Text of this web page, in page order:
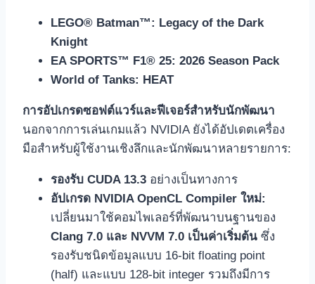
LEGO® Batman™: Legacy of the Dark
Knight
EA SPORTS™ F1® 25: 2026 Season Pack
World of Tanks: HEAT
การอัปเกรดซอฟต์แวร์และฟีเจอร์สำหรับนักพัฒนา
นอกจากการเล่นเกมแล้ว NVIDIA ยังได้อัปเดตเครื่อง
มือสำหรับผู้ใช้งานเชิงลึกและนักพัฒนาหลายรายการ:
รองรับ CUDA 13.3 อย่างเป็นทางการ
อัปเกรด NVIDIA OpenCL Compiler ใหม่:
เปลี่ยนมาใช้คอมไพเลอร์ที่พัฒนาบนฐานของ
Clang 7.0 และ NVVM 7.0 เป็นค่าเริ่มต้น ซึ่ง
รองรับชนิดข้อมูลแบบ 16-bit floating point
(half) และแบบ 128-bit integer รวมถึงมีการ